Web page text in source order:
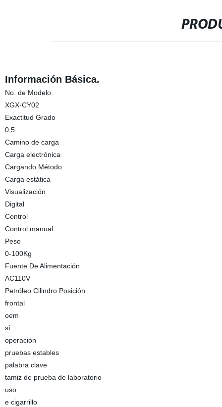
Información Básica.
No. de Modelo.
XGX-CY02
Exactitud Grado
0,5
Camino de carga
Carga electrónica
Cargando Método
Carga estática
Visualización
Digital
Control
Control manual
Peso
0-100Kg
Fuente De Alimentación
AC110V
Petróleo Cilindro Posición
frontal
oem
sí
operación
pruebas estables
palabra clave
tamiz de prueba de laboratorio
uso
e cigarrillo